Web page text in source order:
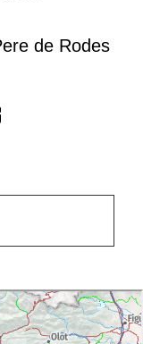
de Rodes